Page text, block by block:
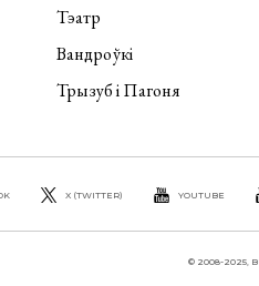
Тэатр
Вандроўкі
Трызуб і Пагоня
X (TWITTER) YOUTUBE
© 2008-2025,